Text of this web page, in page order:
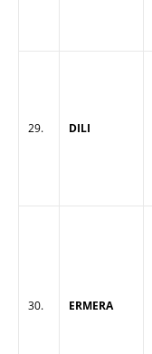
29. DILI
30. ERMERA